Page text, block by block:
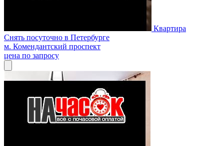
Квартира
Снять посуточно в Петербурге
м. Комендантский проспект
цена по запросу